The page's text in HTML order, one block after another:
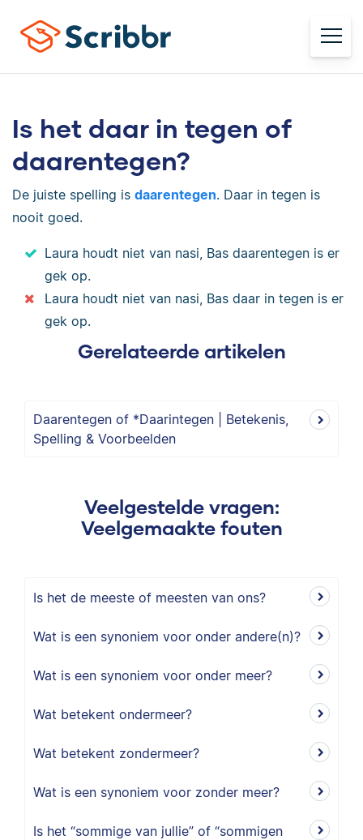
Is het daar in tegen of
daarentegen?
De juiste spelling is daarentegen. Daar in tegen is
nooit goed.
Laura houdt niet van nasi, Bas daarentegen is er
gek op.
Laura houdt niet van nasi, Bas daar in tegen is er
gek op.
Gerelateerde artikelen
Daarentegen of *Daarintegen | Betekenis,
Spelling & Voorbeelden
Veelgestelde vragen:
Veelgemaakte fouten
Is het de meeste of meesten van ons?
Wat is een synoniem voor onder andere(n)?
Wat is een synoniem voor onder meer?
Wat betekent ondermeer?
Wat betekent zondermeer?
Wat is een synoniem voor zonder meer?
Is het “sommige van jullie” of “sommigen